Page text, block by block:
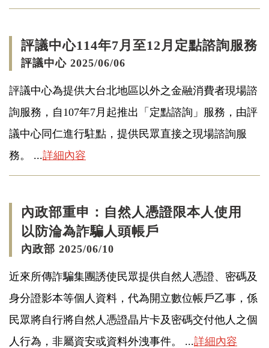
評議中心114年7月至12月定點諮詢服務
評議中心 2025/06/06
評議中心為提供大台北地區以外之金融消費者現場諮
詢服務，自107年7月起推出「定點諮詢」服務，由評
議中心同仁進行駐點，提供民眾直接之現場諮詢服
務。 ...詳細內容
內政部重申：自然人憑證限本人使用
以防淪為詐騙人頭帳戶
內政部 2025/06/10
近來所傳詐騙集團誘使民眾提供自然人憑證、密碼及
身分證影本等個人資料，代為開立數位帳戶乙事，係
民眾將自行將自然人憑證晶片卡及密碼交付他人之個
人行為，非屬資安或資料外洩事件。 ...詳細內容